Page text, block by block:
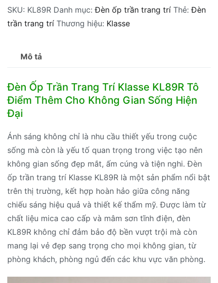
trang
trí
KL89R
SKU: KL89R Danh mục:Đèn ốp trần trang trí Thẻ:Đèn
trần trang trí Thương hiệu: Klasse
Mô tả
Đèn Ốp Trần Trang Trí Klasse KL89R Tô
Điểm Thêm Cho Không Gian Sống Hiện
Đại
Ánh sáng không chỉ là nhu cầu thiết yếu trong cuộc
sống mà còn là yếu tố quan trọng trong việc tạo nên
không gian sống đẹp mắt, ấm cúng và tiện nghi. Đèn
ốp trần trang trí Klasse KL89R là một sản phẩm nổi bật
trên thị trường, kết hợp hoàn hảo giữa công năng
chiếu sáng hiệu quả và thiết kế thẩm mỹ. Được làm từ
chất liệu mica cao cấp và mâm sơn tĩnh điện, đèn
KL89R không chỉ đảm bảo độ bền vượt trội mà còn
mang lại vẻ đẹp sang trọng cho mọi không gian, từ
phòng khách, phòng ngủ đến các khu vực văn phòng.